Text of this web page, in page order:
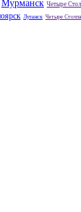
Мурманск Четыре
Луганск Четыре